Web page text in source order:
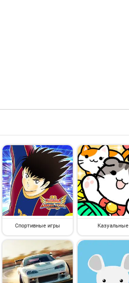
Спортивные игры Казуальные